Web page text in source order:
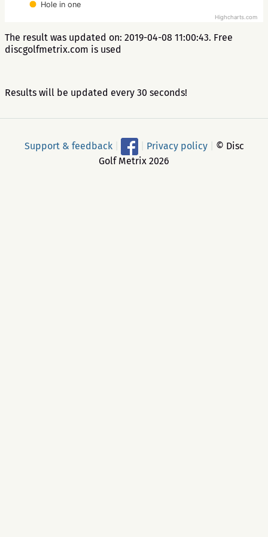
Hole in one
Highcharts.com
The result was updated on: 2019-04-08 11:00:43. Free
discgolfmetrix.com is used
Results will be updated every 30 seconds!
Support & feedback Privacy policy
© Disc
Golf Metrix 2026